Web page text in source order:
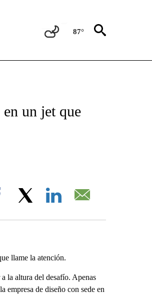
87°
ON "CNN - SPANISH".
un jet que
Facebook
llame la atención.
la altura del desafío. Apenas
empresa de diseño con sede en